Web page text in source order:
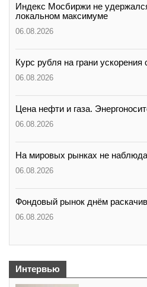
Индекс Мосбиржи не
локальном максимуме
06.08.2026
Курс рубля на грани ускорения
06.08.2026
Цена нефти и газа.
06.08.2026
На мировых рынках не
06.08.2026
Фондовый рынок днём
06.08.2026
Интервью